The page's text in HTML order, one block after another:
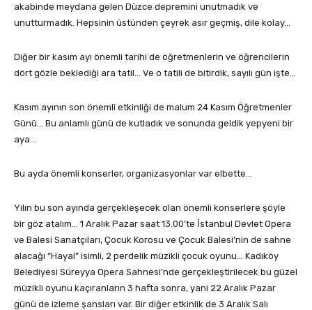
akabinde meydana gelen Düzce depremini unutmadık ve
unutturmadık. Hepsinin üstünden çeyrek asır geçmiş, dile kolay…
Diğer bir kasım ayı önemli tarihi de öğretmenlerin ve öğrencilerin
dört gözle beklediği ara tatil… Ve o tatili de bitirdik, sayılı gün işte…
Kasım ayının son önemli etkinliği de malum 24 Kasım Öğretmenler
Günü… Bu anlamlı günü de kutladık ve sonunda geldik yepyeni bir
aya…
Bu ayda önemli konserler, organizasyonlar var elbette…
Yılın bu son ayında gerçekleşecek olan önemli konserlere şöyle
bir göz atalım… 1 Aralık Pazar saat 13.00’te İstanbul Devlet Opera
ve Balesi Sanatçıları, Çocuk Korosu ve Çocuk Balesi’nin de sahne
alacağı “Hayal” isimli, 2 perdelik müzikli çocuk oyunu… Kadıköy
Belediyesi Süreyya Opera Sahnesi’nde gerçekleştirilecek bu güzel
müzikli oyunu kaçıranların 3 hafta sonra, yani 22 Aralık Pazar
günü de izleme şansları var. Bir diğer etkinlik de 3 Aralık Salı